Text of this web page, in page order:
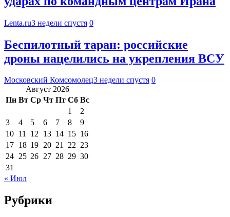
Lenta.ru3 недели спустя 0
Беспилотный таран: российские
дроны нацелились на укрепления ВСУ
Московский Комсомолец3 недели спустя 0
Август 2026
Пн Вт Ср Чт Пт Сб Вс
1
2
3
4 5 6 7 8
9
10 11 12 13 14 15 16
17 18 19 20 21 22 23
24 25 26 27 28 29 30
31
« Июл
Рубрики